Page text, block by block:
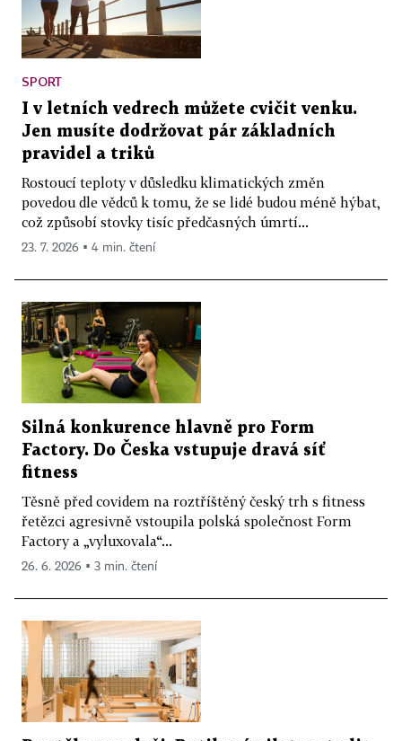
SPORT
I v letních vedrech můžete cvičit venku.
Jen musíte dodržovat pár základních
pravidel a triků
Rostoucí teploty v důsledku klimatických změn
povedou dle vědců k tomu, že se lidé budou méně hýbat,
což způsobí stovky tisíc předčasných úmrtí...
23. 7. 2026 ▪ 4 min. čtení
Silná konkurence hlavně pro Form
Factory. Do Česka vstupuje dravá síť
fitness
Těsně před covidem na roztříštěný český trh s fitness
řetězci agresivně vstoupila polská společnost Form
Factory a „vyluxovala“...
26. 6. 2026 ▪ 3 min. čtení